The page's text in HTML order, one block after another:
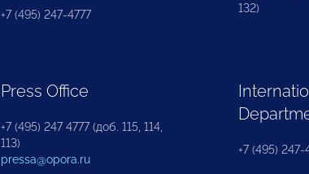
+7 (495) 247-4777
132)
Press Office
+7 (495) 247 4777 (доб. 115, 114,
113)
pressa@opora.ru
+7 (495) 247-